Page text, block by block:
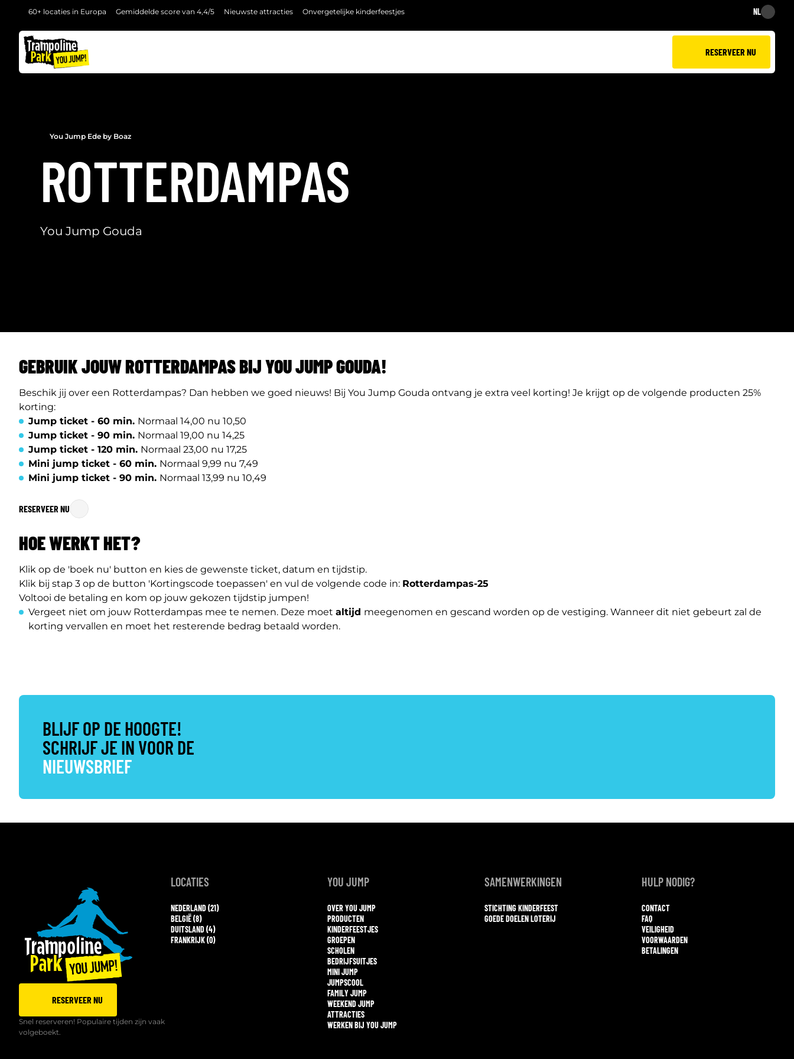
TERUG NL
60+ locaties in Europa Gemiddelde score van 4,4/5 Nieuwste attracties Onvergetelijke kinderfeestjes NL
RESERVEER NU
You Jump Ede by Boaz
ROTTERDAMPAS
You Jump Gouda
GEBRUIK JOUW ROTTERDAMPAS BIJ YOU JUMP GOUDA!
Beschik jij over een Rotterdampas? Dan hebben we goed nieuws! Bij You Jump Gouda ontvang je extra veel korting! Je krijgt op de volgende producten 25%
korting:
Jump ticket - 60 min. Normaal 14,00 nu 10,50
Jump ticket - 90 min. Normaal 19,00 nu 14,25
Jump ticket - 120 min. Normaal 23,00 nu 17,25
Mini jump ticket - 60 min. Normaal 9,99 nu 7,49
Mini jump ticket - 90 min. Normaal 13,99 nu 10,49
RESERVEER NU
HOE WERKT HET?
Klik op de 'boek nu' button en kies de gewenste ticket, datum en tijdstip.
Klik bij stap 3 op de button 'Kortingscode toepassen' en vul de volgende code in: Rotterdampas-25
Voltooi de betaling en kom op jouw gekozen tijdstip jumpen!
Vergeet niet om jouw Rotterdampas mee te nemen. Deze moet altijd meegenomen en gescand worden op de vestiging. Wanneer dit niet gebeurt zal de
korting vervallen en moet het resterende bedrag betaald worden.
BLIJF OP DE HOOGTE!
SCHRIJF JE IN VOOR DE
NIEUWSBRIEF
RESERVEER NU
Snel reserveren! Populaire tijden zijn vaak
volgeboekt.
LOCATIES
NEDERLAND (21)
BELGIË (8)
DUITSLAND (4)
FRANKRIJK (0)
YOU JUMP
OVER YOU JUMP
PRODUCTEN
KINDERFEESTJES
GROEPEN
SCHOLEN
BEDRIJFSUITJES
MINI JUMP
JUMPSCOOL
FAMILY JUMP
WEEKEND JUMP
ATTRACTIES
WERKEN BIJ YOU JUMP
SAMENWERKINGEN
STICHTING KINDERFEEST
GOEDE DOELEN LOTERIJ
HULP NODIG?
CONTACT
FAQ
VEILIGHEID
VOORWAARDEN
BETALINGEN